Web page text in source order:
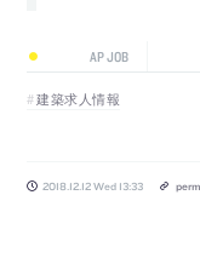
AP JOB
建築求人情報
2018.12.12 Wed 13:33